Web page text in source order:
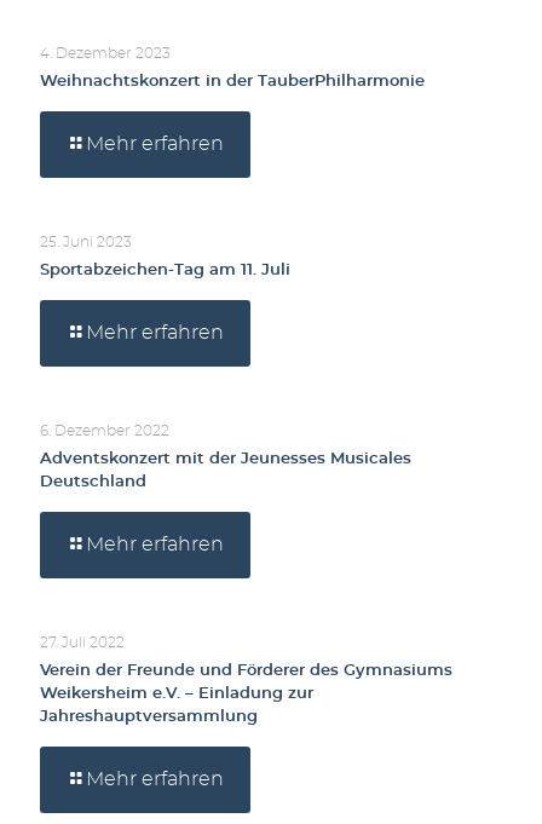
4. Dezember 2023
Weihnachtskonzert in der TauberPhilharmonie
Mehr erfahren
25. Juni 2023
Sportabzeichen-Tag am 11. Juli
Mehr erfahren
6. Dezember 2022
Adventskonzert mit der Jeunesses Musicales
Deutschland
Mehr erfahren
27. Juli 2022
Verein der Freunde und Förderer des Gymnasiums
Weikersheim e.V. – Einladung zur
Jahreshauptversammlung
Mehr erfahren